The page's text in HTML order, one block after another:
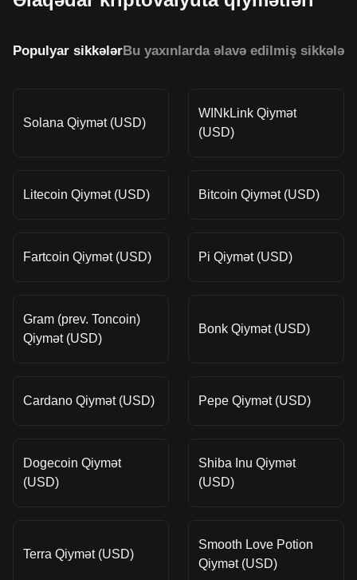
Populyar sikkələrBu yaxınlarda əlavə edilmiş sikkələr
Solana Qiymət (USD)
WINkLink Qiymət
(USD)
Litecoin Qiymət (USD) Bitcoin Qiymət (USD)
Fartcoin Qiymət (USD) Pi Qiymət (USD)
Gram (prev. Toncoin)
Qiymət (USD)
Bonk Qiymət (USD)
Cardano Qiymət (USD) Pepe Qiymət (USD)
Dogecoin Qiymət
(USD)
Shiba Inu Qiymət
(USD)
Terra Qiymət (USD)
Smooth Love Potion
Qiymət (USD)